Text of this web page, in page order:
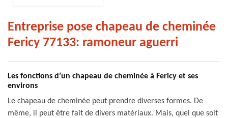
Entreprise pose chapeau de cheminée
Fericy 77133: ramoneur aguerri
Les fonctions d’un chapeau de cheminée à Fericy et ses
environs
Le chapeau de cheminée peut prendre diverses formes. De
même, il peut être fait de divers matériaux. Mais, quel que soit